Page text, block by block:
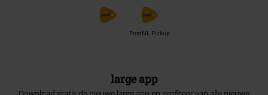
PostNL Pickup
large app